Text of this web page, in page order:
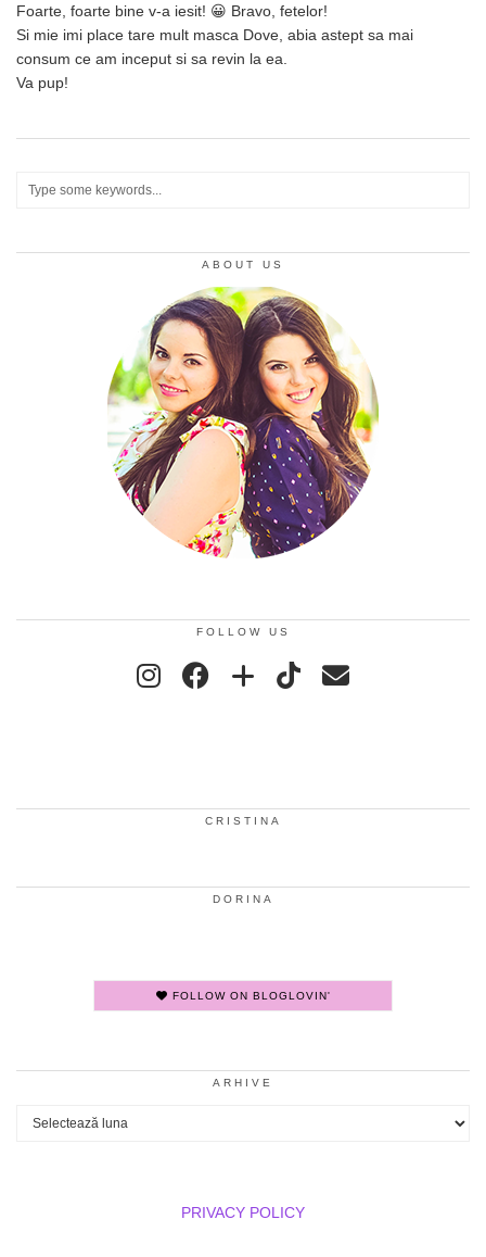
Foarte, foarte bine v-a iesit! 😀 Bravo, fetelor!
Si mie imi place tare mult masca Dove, abia astept sa mai
consum ce am inceput si sa revin la ea.
Va pup!
ABOUT US
FOLLOW US
CRISTINA
DORINA
FOLLOW ON BLOGLOVIN'
ARHIVE
Arhive
PRIVACY POLICY